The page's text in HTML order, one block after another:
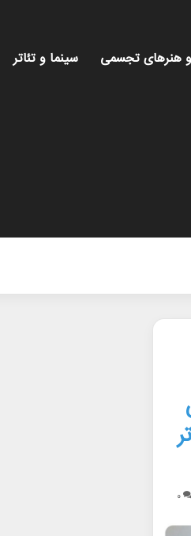
هنرهای تجسمی سینما و تئاتر
۰